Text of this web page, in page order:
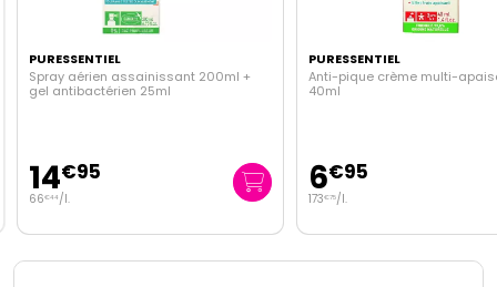
PURESSENTIEL
Spray aérien assainissant 200ml +
gel antibactérien 25ml
14€95
66€44 /l.
PURESSENTIEL
Anti-pique crème multi-
40ml
6€95
173€75/l.